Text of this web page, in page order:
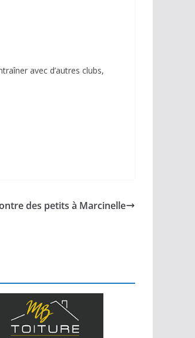
avec d’autres clubs,
des petits à Marcinelle